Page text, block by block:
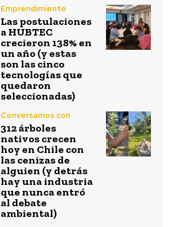
Emprendimiento
Las postulaciones
a HUBTEC
crecieron 138% en
un año (y estas
son las cinco
tecnologías que
quedaron
seleccionadas)
Conversamos con
312 árboles
nativos crecen
hoy en Chile con
las cenizas de
alguien (y detrás
hay una industria
que nunca entró
al debate
ambiental)